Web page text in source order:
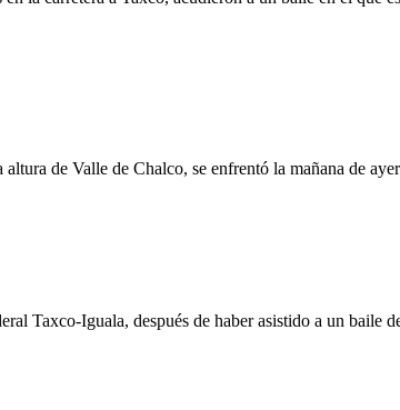
de Valle de Chalco, se enfrentó la mañana de
Taxco-Iguala, después de haber asistido a un baile